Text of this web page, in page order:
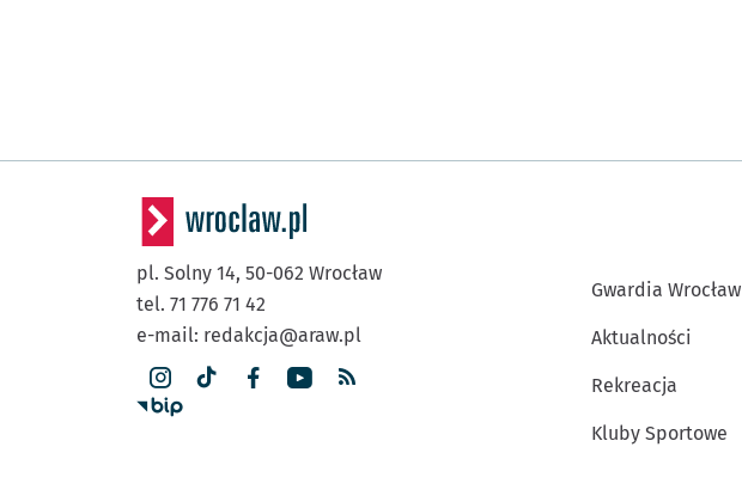
pl. Solny 14, 50-062 Wrocław
tel. 71 776 71 42
e-mail: redakcja@araw.pl
Gwardia Wrocław
Aktualności
Rekreacja
Kluby Sportowe